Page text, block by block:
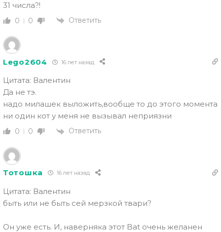
31 числа?!
0 0 Ответить
Lego2604 16 лет назад
Цитата: Валентин
Да не тэ.
надо милашек выложить,вообще то до этого момента
ни один кот у меня не вызывал неприязни
0 0 Ответить
Тотошка 16 лет назад
Цитата: Валентин
быть или не быть сей мерзкой твари?
Он уже есть. И, наверняка этот Bat очень желанен